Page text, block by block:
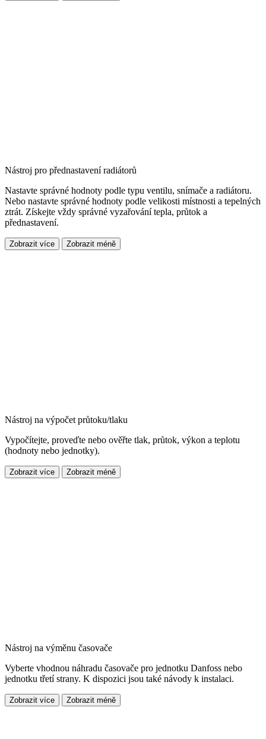
Nástroj pro přednastavení radiátorů
Nastavte správné hodnoty podle typu ventilu, snímače a radiátoru.
Nebo nastavte správné hodnoty podle velikosti místnosti a tepelných
ztrát. Získejte vždy správné vyzařování tepla, průtok a
přednastavení.
Zobrazit více Zobrazit méně
Nástroj na výpočet průtoku/tlaku
Vypočítejte, proveďte nebo ověřte tlak, průtok, výkon a teplotu
(hodnoty nebo jednotky).
Zobrazit více Zobrazit méně
Nástroj na výměnu časovače
Vyberte vhodnou náhradu časovače pro jednotku Danfoss nebo
jednotku třetí strany. K dispozici jsou také návody k instalaci.
Zobrazit více Zobrazit méně